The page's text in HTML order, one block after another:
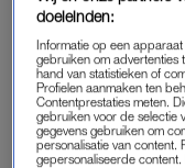
gratis samenvatting,
Als je geïnteresseerd
door. Dat kost een
gegarandeerd een
Caroline van Keeken
doeleinden:
Informatie op een
gebruiken om advertenties
hand van statistieken of
Profielen aanmaken ten
Contentprestaties meten.
gebruiken voor de selectie
gegevens gebruiken om
personalisatie van content.
gepersonaliseerde